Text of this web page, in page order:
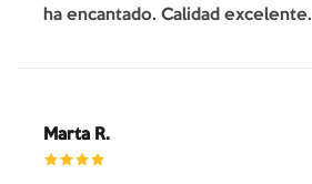
ha encantado. Calidad excelente.
Marta R.